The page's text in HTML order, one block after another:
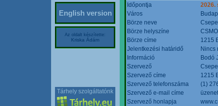
English version
Az oldalt készítette:
Kriska Ádám
Tárhely szolgáltatónk
Időpontja
2026.
Város
Börze neve
Börze helyszíne
Börze címe
1215
Jelentkezési határidő
Nincs
Információ
Bodó
Szervező
Szervező címe
1215
Szervező telefonszáma
(1)
Szervező e-mail címe
Szervező honlapja